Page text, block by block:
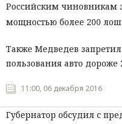
Российским чиновникам
мощностью более 200
Также Медведев
пользования авто
11:00, 06 декабря 2016
Губернатор обсудил с